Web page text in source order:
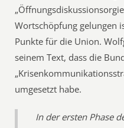
Wortschöpfung gelungen
Punkte für die Union.
seinem Text, dass die
umgesetzt habe.
In der ersten Phase